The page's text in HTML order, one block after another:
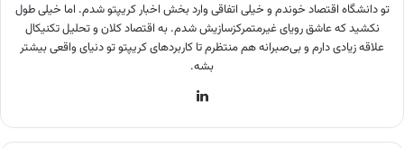
تو دانشگاه اقتصاد خوندم و خیلی اتفاقی وارد بخش اخبار کریپتو شدم. اما خیلی طول
نکشید که عاشق رویای غیرمتمرکزسازیش شدم. به اقتصاد کلان و تحلیل تکنیکال
علاقه زیادی دارم و بی‌صبرانه هم منتظرم تا کاربردهای کریپتو تو دنیای واقعی بیشتر
بشه.